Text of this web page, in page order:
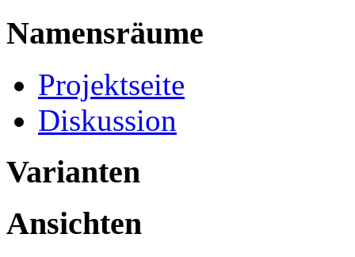
Namensräume
Projektseite
Diskussion
Varianten
Ansichten